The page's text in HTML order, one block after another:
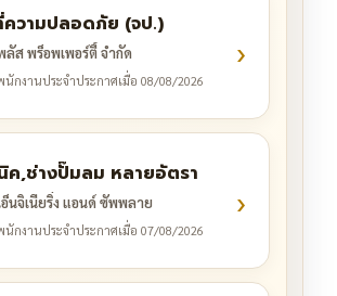
ความปลอดภัย (จป.)
ส พร็อพเพอร์ตี้ จำกัด
นักงานประจำประกาศเมื่อ 08/08/2026
›
ค,ช่างปั๊มลม หลายอัตรา
อ็นจิเนียริ่ง แอนด์ ซัพพลาย
นักงานประจำประกาศเมื่อ 07/08/2026
›